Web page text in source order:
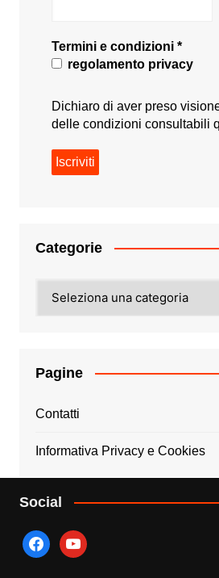
Termini e condizioni *
regolamento privacy
Dichiaro di aver preso
delle condizioni consultabili
Categorie
Pagine
Contatti
Informativa Privacy e Cookies
Social
facebookyoutube